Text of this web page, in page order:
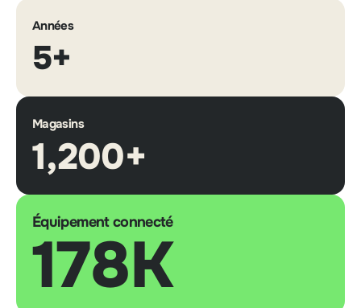
Années
5+
Magasins
1,200+
Équipement connecté
178K